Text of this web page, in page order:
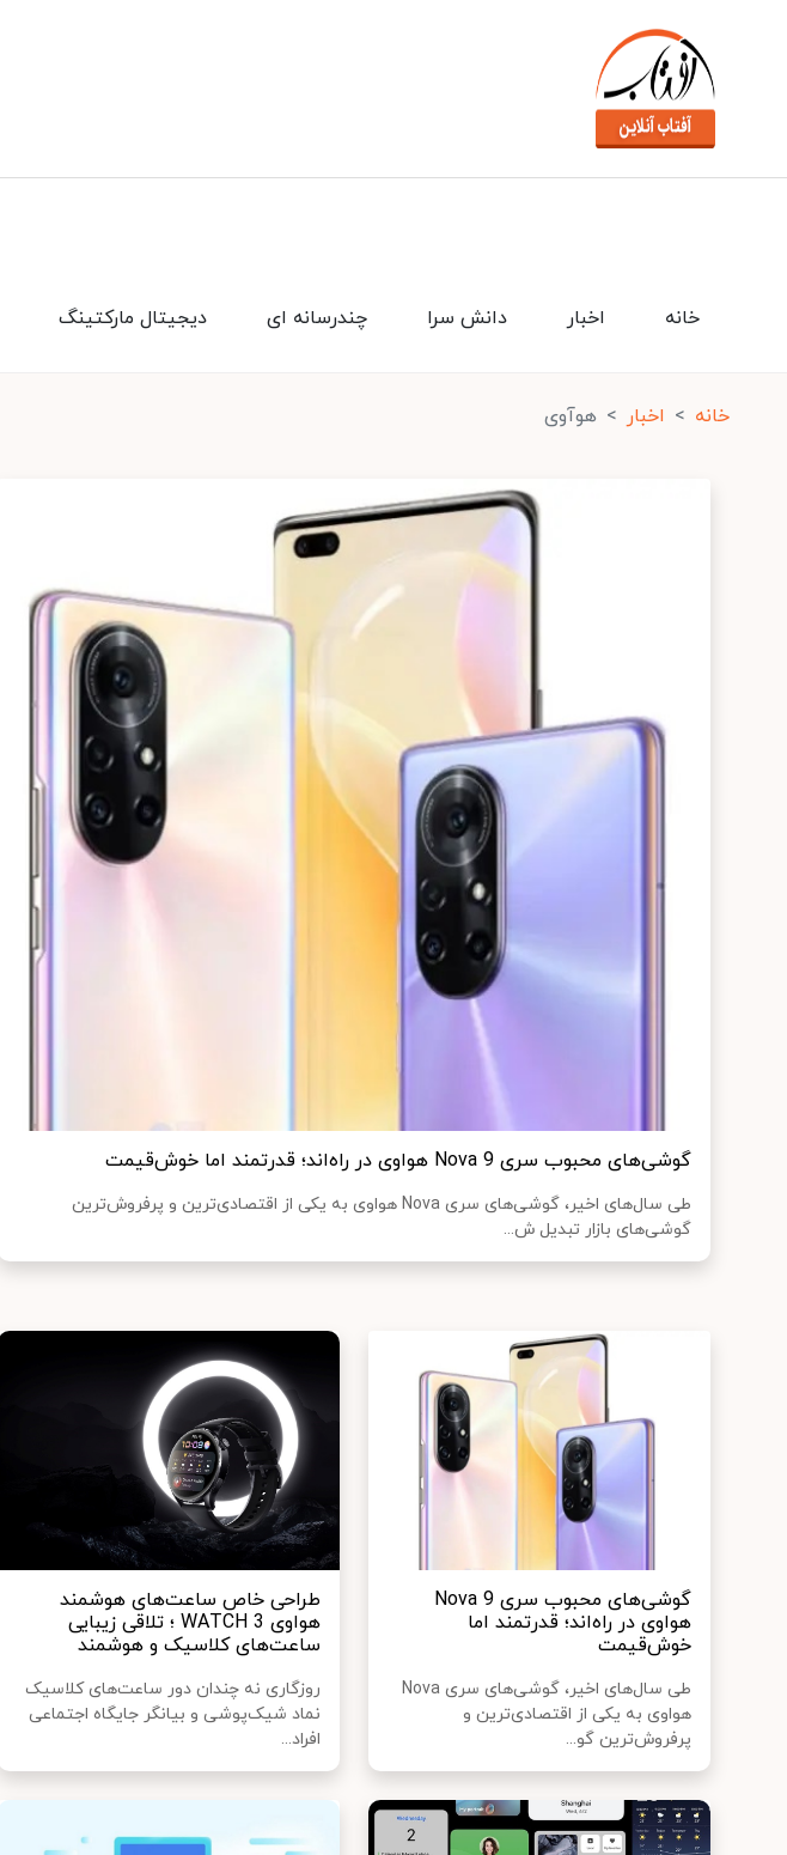
دیجیتال مارکتینگ چندرسانه ای دانش سرا اخبار خانه
خانه اخبار هوآوی
گوشی‌های محبوب سری Nova 9 هواوی در راه‌اند؛ قدرتمند اما خوش‌قیمت
طی سال‌های اخیر، گوشی‌های سری Nova هواوی به یکی از اقتصادی‌ترین و پرفروش‌ترین
گوشی‌های بازار تبدیل ش...
گوشی‌های محبوب سری Nova 9
هواوی در راه‌اند؛ قدرتمند اما
خوش‌قیمت
طی سال‌های اخیر، گوشی‌های سری Nova
هواوی به یکی از اقتصادی‌ترین و
پرفروش‌ترین گو...
طراحی خاص ساعت‌های هوشمند
هواوی WATCH 3 ؛ تلاقی زیبایی
ساعت‌های کلاسیک و هوشمند
روزگاری نه چندان دور ساعت‌های کلاسیک
نماد شیک‌پوشی و بیانگر جایگاه اجتماعی
افراد...